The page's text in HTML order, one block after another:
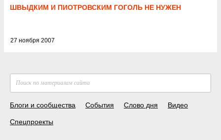
ШВЫДКИМ И ПИОТРОВСКИМ ГОГОЛЬ НЕ НУЖЕН
27 ноября 2007
Блоги и сообщества События Слово дня Видео
Спецпроекты